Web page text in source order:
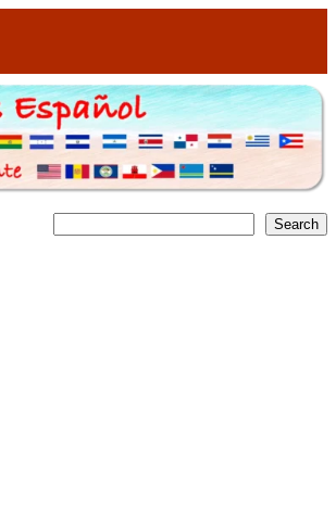
Search